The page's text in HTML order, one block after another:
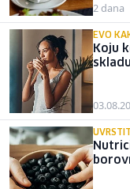
2 dana
EVO
Koju